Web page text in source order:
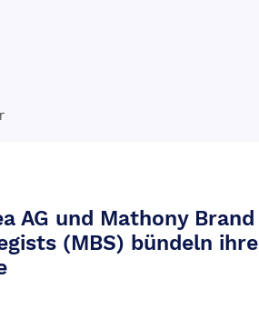
AG und Mathony Brand
(MBS) bündeln ihre